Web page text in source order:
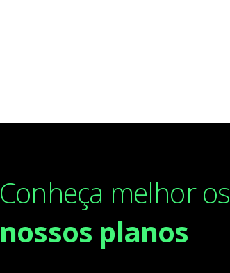
Conheça melhor os
nossos planos